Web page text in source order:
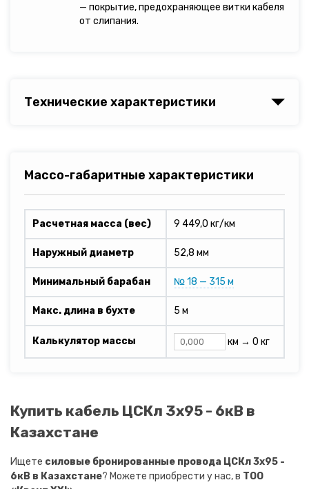
— покрытие, предохраняющее витки кабеля
от слипания.
Технические характеристики
Массо-габаритные характеристики
Расчетная масса (вес) 9 449,0 кг/км
Наружный диаметр 52,8 мм
Минимальный барабан № 18 — 315 м
Макс. длина в бухте 5 м
Калькулятор массы км → 0 кг
Купить кабель ЦСКл 3х95 - 6кВ в
Казахстане
Ищете силовые бронированные провода ЦСКл 3х95 -
6кВ в Казахстане? Можете приобрести у нас, в ТОО